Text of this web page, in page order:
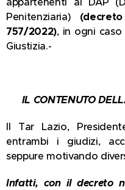
Penitenziaria)
757/2022), in ogni
Giustizia.-
IL CONTENUTO
Il Tar Lazio,
entrambi i giudizi,
seppure motivando
Infatti, con il decreto